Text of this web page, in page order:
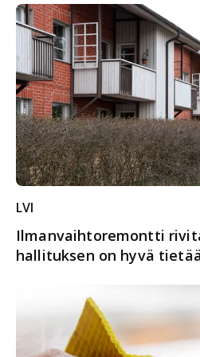
LVI
Ilmanvaihtoremontti
hallituksen on hyvä